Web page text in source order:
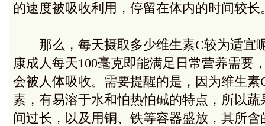
的速度被吸收利用，停留在体内的时间较长
那么，每天摄取多少维生素C较为适宜
康成人每天100毫克即能满足日常营养需要
会被人体吸收。需要提醒的是，因为维生
素，有易溶于水和怕热怕碱的特点，所以
间过长，以及用铜、铁等容器盛放，其所